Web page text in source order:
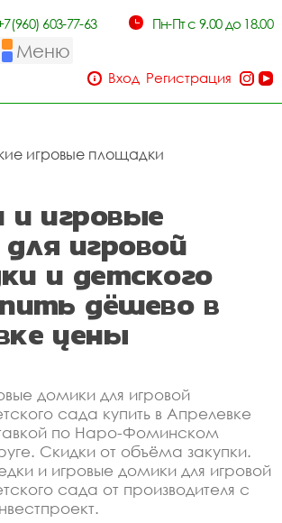
603-77-63 Пн-Пт с 9.00 до 18.00
Меню
Вход Регистрация
игровые площадки
и игровые
игровой
и детского
дёшево в
цены
домики для игровой
сада купить в Апрелевке
по Наро-Фоминском
Скидки от объёма закупки.
и игровые домики для игровой
сада от производителя с